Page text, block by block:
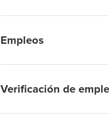
Empleos
Verificación de